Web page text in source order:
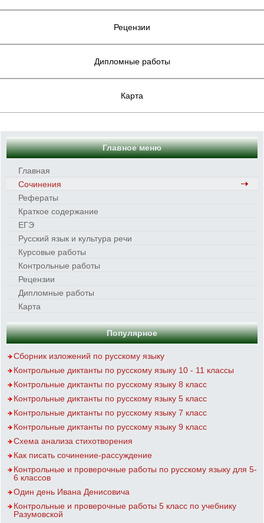
Рецензии
Дипломные работы
Карта
Главное меню
Главная
Сочинения
Рефераты
Краткое содержание
ЕГЭ
Русский язык и культура речи
Курсовые работы
Контрольные работы
Рецензии
Дипломные работы
Карта
Популярное
Сборник изложений по русскому языку
Контрольные диктанты по русскому языку 10 - 11 классы
Контрольные диктанты по русскому языку 8 класс
Контрольные диктанты по русскому языку 5 класс
Контрольные диктанты по русскому языку 7 класс
Контрольные диктанты по русскому языку 9 класс
Схема анализа стихотворения
Как писать сочинение-рассуждение
Контрольные и проверочные работы по русскому языку для 5-
6 классов
Один день Ивана Денисовича
Контрольные и проверочные работы 5 класс по учебнику
Разумовской